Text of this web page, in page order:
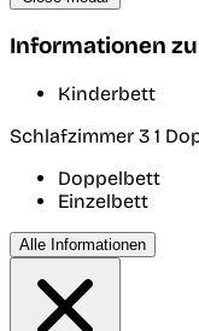
Informationen
Kinderbett
Schlafzimmer 3 1
Doppelbett
Einzelbett
Alle Informationen